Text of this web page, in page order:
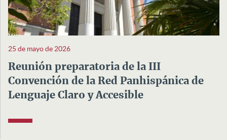
25 de mayo de 2026
Reunión preparatoria de la III
Convención de la Red Panhispánica de
Lenguaje Claro y Accesible